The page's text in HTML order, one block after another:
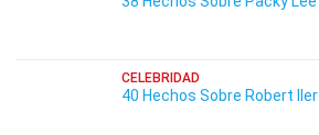
CELEBRIDAD
40 Hechos Sobre Robert Iler